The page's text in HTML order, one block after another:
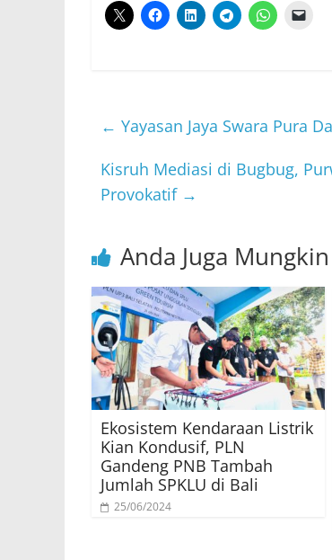
← Yayasan Jaya Swara Pura
Kisruh Mediasi di Bugbug,
Provokatif →
Anda Juga
Ekosistem Kendaraan Listrik
Kian Kondusif, PLN
Gandeng PNB Tambah
Jumlah SPKLU di Bali
25/06/2024